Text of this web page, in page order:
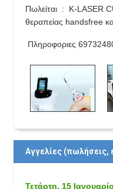
Πωλείται : K-LASER
θεραπείας handsfree
Πληροφοριες
Αγγελίες (πωλήσεις,
Τετάρτη, 15